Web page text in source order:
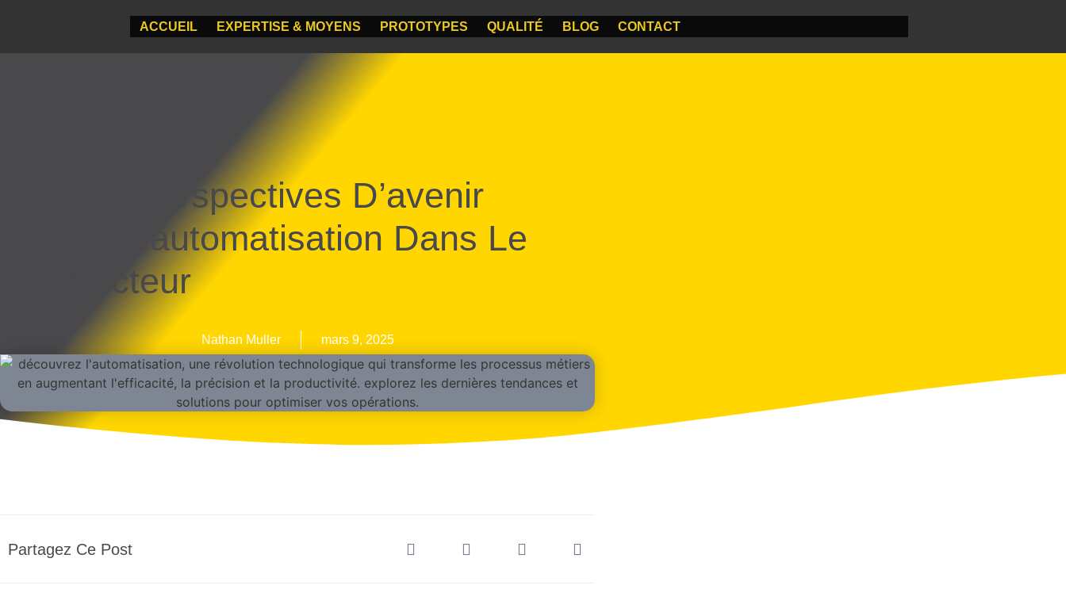
ACCUEIL EXPERTISE & MOYENS PROTOTYPES QUALITÉ BLOG CONTACT
Les Perspectives D’avenir
De L’automatisation Dans Le
Secteur
Nathan Muller mars 9, 2025
Partagez Ce Post